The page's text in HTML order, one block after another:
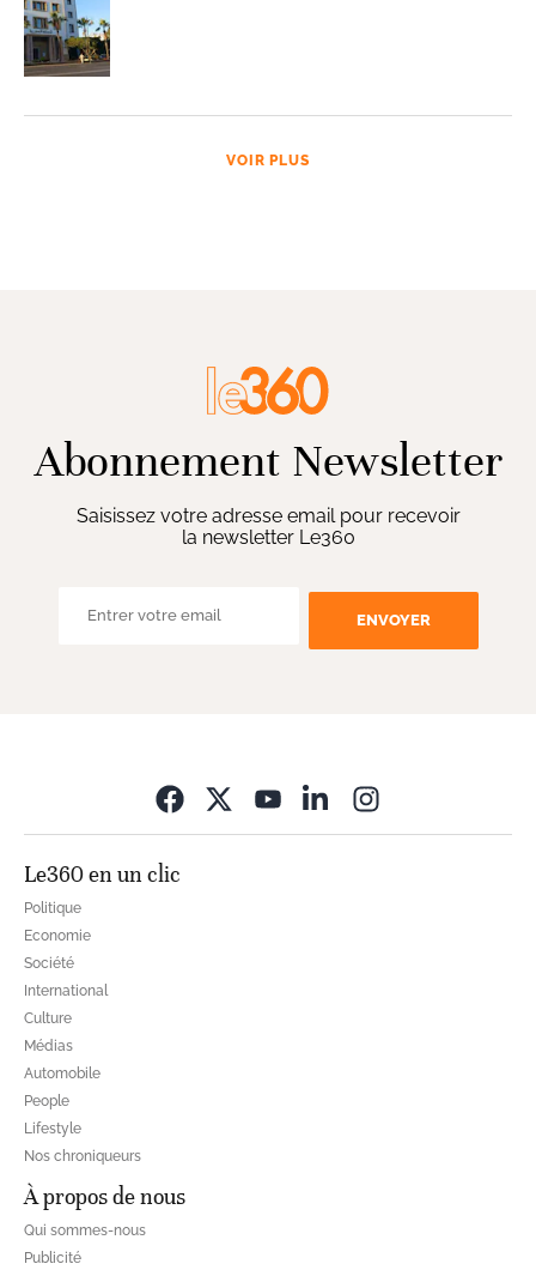
VOIR PLUS
Abonnement Newsletter
Saisissez votre adresse email pour recevoir
la newsletter Le360
ENVOYER
Le360 en un clic
Politique
Economie
Société
International
Culture
Médias
Automobile
People
Lifestyle
Nos chroniqueurs
À propos de nous
Qui sommes-nous
Publicité